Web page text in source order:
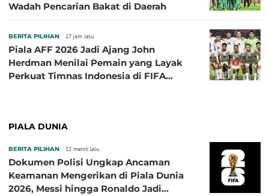
Wadah Pencarian Bakat di Daerah
BERITA PILIHAN 17 jam lalu
Piala AFF 2026 Jadi Ajang John
Herdman Menilai Pemain yang Layak
Perkuat Timnas Indonesia di FIFA
PIALA DUNIA
BERITA PILIHAN 52 menit lalu
Dokumen Polisi Ungkap Ancaman
Keamanan Mengerikan di Piala Dunia
2026, Messi hingga Ronaldo Jadi